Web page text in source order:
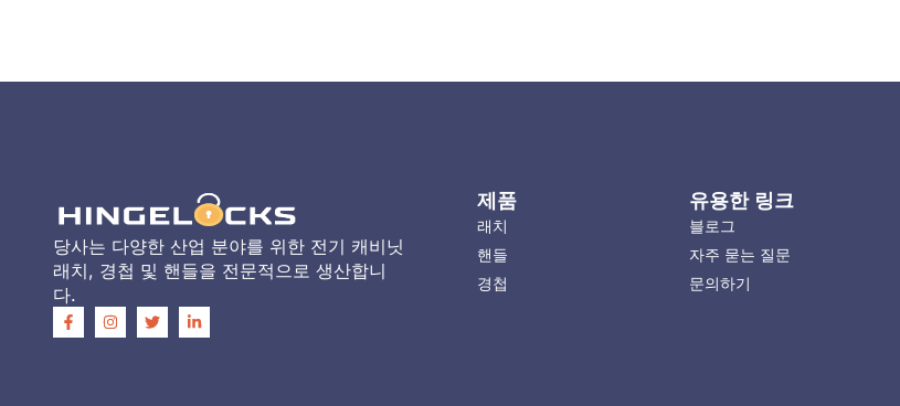
당사는 다양한 산업 분야를 위한 전기 캐비닛
래치, 경첩 및 핸들을 전문적으로 생산합니
다.
제품
래치
핸들
경첩
유용한 링크
블로그
자주 묻는 질문
문의하기